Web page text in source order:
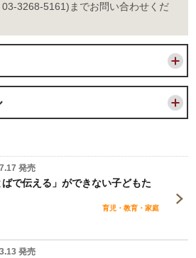
3268-5161)までお問い合わせくだ
発売
ばで伝える」ができない子どもた
育児・教育・家庭
発売